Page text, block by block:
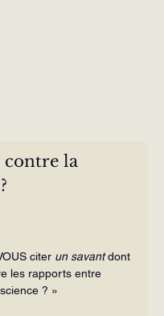
contre la
citer un savant dont
les rapports entre
? »